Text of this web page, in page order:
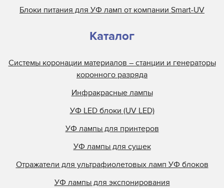
УФ лампа для принтера TR04/310
УФ лампа для принтера TWUV040001
УФ лампа для принтера VZero 085A
УФ лампа для принтера VZero 140A
УФ лампа для принтера VZero 140D
УФ лампа для принтера Vzero 140H
УФ лампа для принтера VZero 170D
Блоки питания для УФ ламп от компании Smart-UV
Каталог
Системы коронации материалов – станции и генераторы
коронного разряда
Инфракрасные лампы
УФ LED блоки (UV LED)
УФ лампы для принтеров
УФ лампы для сушек
Отражатели для ультрафиолетовых ламп УФ блоков
УФ лампы для экспонирования